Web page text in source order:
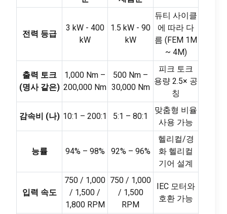
전력 등급
3 kW - 400
kW
1.5 kW - 90
kW
듀티 사이클
에 따라 다
름 (FEM 1M
~ 4M)
출력 토크
(명사 같은)
1,000 Nm –
200,000 Nm
500 Nm –
30,000 Nm
피크 토크
용량 2.5× 공
칭
감속비 (나) 10:1 – 200:1 5:1 – 80:1
맞춤형 비율
사용 가능
능률 94% – 98% 92% – 96%
헬리컬/경
화 헬리컬
기어 설계
입력 속도
750 / 1,000
/ 1,500 /
1,800 RPM
750 / 1,000
/ 1,500
RPM
IEC 모터와
호환 가능